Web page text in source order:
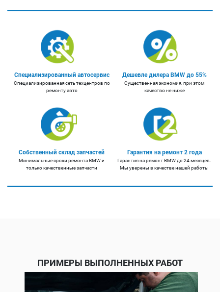
Специализированный автосервис
Специализированная сеть техцентров по
ремонту авто
Дешевле дилера BMW до 55%
Существенная экономия, при этом
качество не ниже
Собственный склад запчастей
Минимальные сроки ремонта BMW и
только качественные запчасти
Гарантия на ремонт 2 года
Гарантия на ремонт BMW до 24 месяцев.
Мы уверены в качестве нашей работы
ПРИМЕРЫ ВЫПОЛНЕННЫХ РАБОТ